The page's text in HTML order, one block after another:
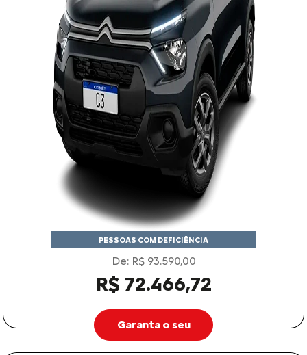
PESSOAS COM DEFICIÊNCIA
De: R$ 93.590,00
R$ 72.466,72
Garanta o seu